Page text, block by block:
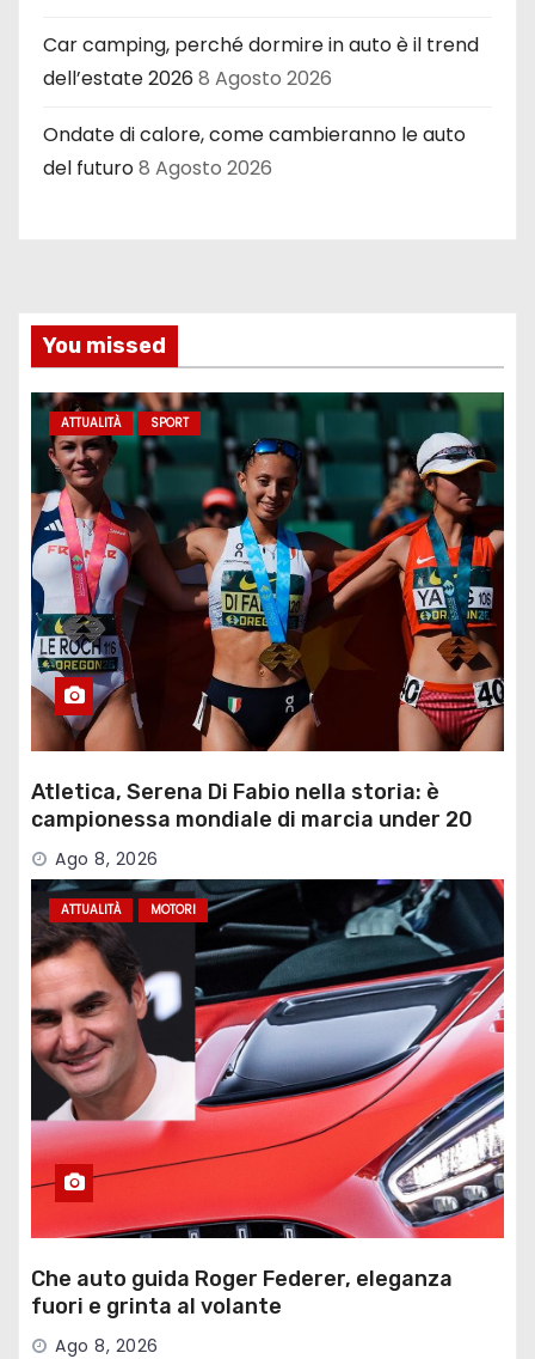
Car camping, perché dormire in auto è il trend
dell’estate 2026 8 Agosto 2026
Ondate di calore, come cambieranno le auto
del futuro8 Agosto 2026
You missed
ATTUALITÀ SPORT
Atletica, Serena Di Fabio nella storia: è
campionessa mondiale di marcia under 20
Ago 8, 2026
ATTUALITÀ MOTORI
Che auto guida Roger Federer, eleganza
fuori e grinta al volante
Ago 8, 2026